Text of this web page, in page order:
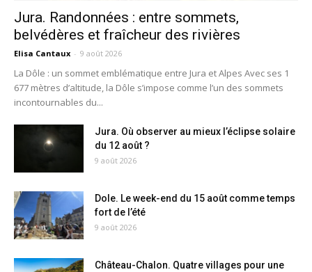
Jura. Randonnées : entre sommets,
belvédères et fraîcheur des rivières
Elisa Cantaux - 9 août 2026
La Dôle : un sommet emblématique entre Jura et Alpes Avec ses 1
677 mètres d’altitude, la Dôle s’impose comme l’un des sommets
incontournables du...
Jura. Où observer au mieux l’éclipse solaire
du 12 août ?
9 août 2026
Dole. Le week-end du 15 août comme temps
fort de l’été
9 août 2026
Château-Chalon. Quatre villages pour une